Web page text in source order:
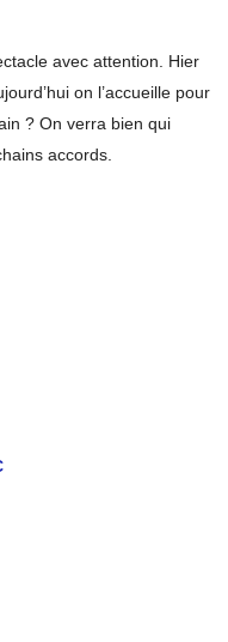
avec attention. Hier
on l’accueille pour
? On verra bien qui
accords.